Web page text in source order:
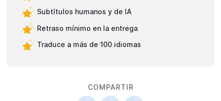
Subtítulos humanos y de IA
Retraso mínimo en la entrega
Traduce a más de 100 idiomas
COMPARTIR